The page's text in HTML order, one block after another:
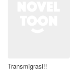
Transmigrasi!!